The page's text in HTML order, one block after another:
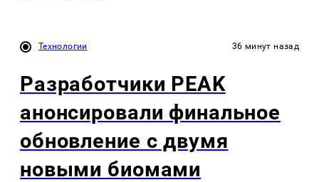
Технологии 36 минут назад
Разработчики PEAK
анонсировали финальное
обновление с двумя
новыми биомами